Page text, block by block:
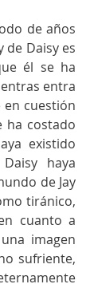
de años
de Daisy es
él se ha
entra
en cuestión
ha costado
existido
haya
de Jay
tiránico,
cuanto a
imagen
sufriente,